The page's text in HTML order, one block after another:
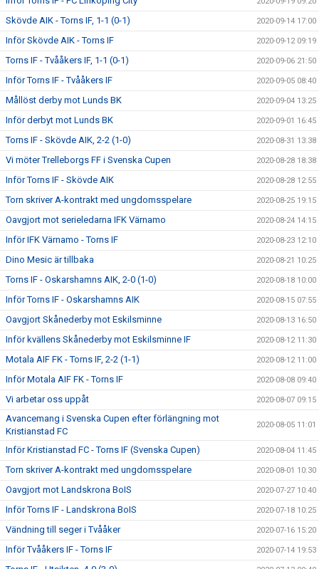
Skövde AIK - Torns IF, 1-1 (0-1) 2020-09-14 17:00
Inför Skövde AIK - Torns IF 2020-09-12 09:19
Torns IF - Tvååkers IF, 1-1 (0-1) 2020-09-06 21:50
Inför Torns IF - Tvååkers IF 2020-09-05 08:40
Mållöst derby mot Lunds BK 2020-09-04 13:25
Inför derbyt mot Lunds BK 2020-09-01 16:45
Torns IF - Skövde AIK, 2-2 (1-0) 2020-08-31 13:38
Vi möter Trelleborgs FF i Svenska Cupen 2020-08-28 18:38
Inför Torns IF - Skövde AIK 2020-08-28 12:55
Torn skriver A-kontrakt med ungdomsspelare 2020-08-25 19:15
Oavgjort mot serieledarna IFK Värnamo 2020-08-24 14:15
Inför IFK Värnamo - Torns IF 2020-08-23 12:10
Dino Mesic är tillbaka 2020-08-21 10:25
Torns IF - Oskarshamns AIK, 2-0 (1-0) 2020-08-18 10:00
Inför Torns IF - Oskarshamns AIK 2020-08-15 07:55
Oavgjort Skånederby mot Eskilsminne 2020-08-13 16:50
Inför kvällens Skånederby mot Eskilsminne IF 2020-08-12 11:30
Motala AIF FK - Torns IF, 2-2 (1-1) 2020-08-12 11:00
Inför Motala AIF FK - Torns IF 2020-08-08 09:40
Vi arbetar oss uppåt 2020-08-07 09:15
Avancemang i Svenska Cupen efter förlängning mot
Kristianstad FC
2020-08-05 11:01
Inför Kristianstad FC - Torns IF (Svenska Cupen) 2020-08-04 11:45
Torn skriver A-kontrakt med ungdomsspelare 2020-08-01 10:30
Oavgjort mot Landskrona BoIS 2020-07-27 10:40
Inför Torns IF - Landskrona BoIS 2020-07-18 10:25
Vändning till seger i Tvååker 2020-07-16 15:20
Inför Tvååkers IF - Torns IF 2020-07-14 19:53